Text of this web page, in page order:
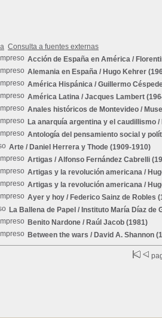
Consulta a fuentes externas
Acción de España en América /
Alemania en España / Hugo Kehrer
América Hispánica / Guillermo
América Latina / Jacques Lambert
Anales históricos de Montevideo /
La anarquía argentina y el caudillismo /
Antología del pensamiento social y
Arte / Daniel Herrera y Thode (1909-1910)
Artigas / Alfonso Fernández Cabrelli
Artigas y la revolución americana /
Artigas y la revolución americana /
Ayer y hoy / Federico Sainz de Robles
La Ballena de Papel / Instituto María Díaz de
Benito Nardone / Raúl Jacob (1981)
Between the wars / David A. Shannon